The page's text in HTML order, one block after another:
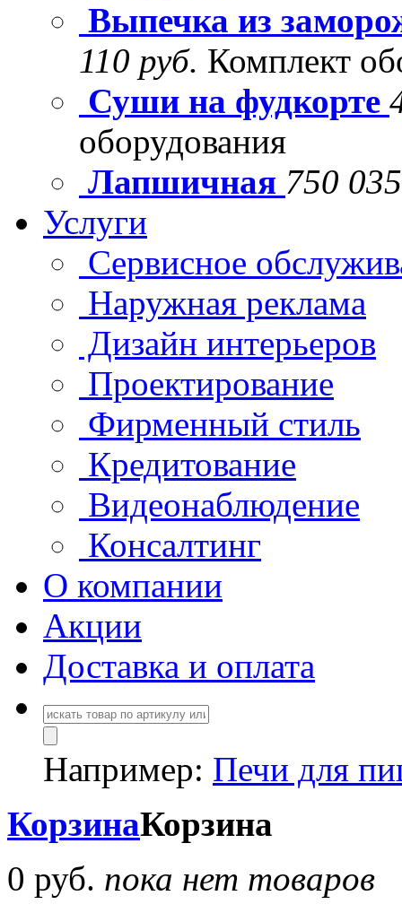
Выпечка из
110 руб. Комплект
Суши на фудкорте
оборудования
Лапшичная 750
Услуги
Сервисное
Наружная реклама
Дизайн интерьеров
Проектирование
Фирменный стиль
Кредитование
Видеонаблюдение
Консалтинг
О компании
Акции
Доставка и оплата
Например: Печи для
КорзинаКорзина
0 руб. пока нет товаров